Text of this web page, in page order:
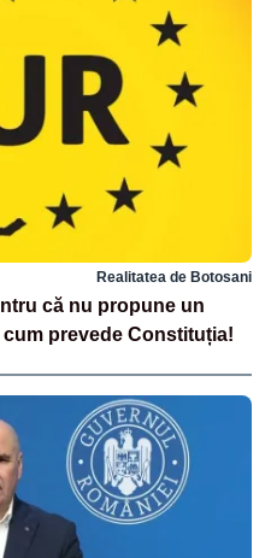
Realitatea de Botosani
că nu propune un
prevede Constituția!